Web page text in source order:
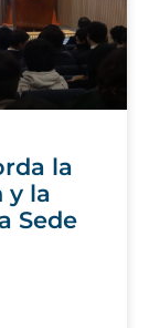
la
y la
Sede